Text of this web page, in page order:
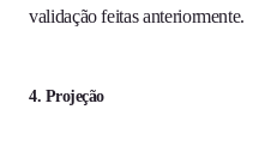
validação feitas anteriormente.
4. Projeção